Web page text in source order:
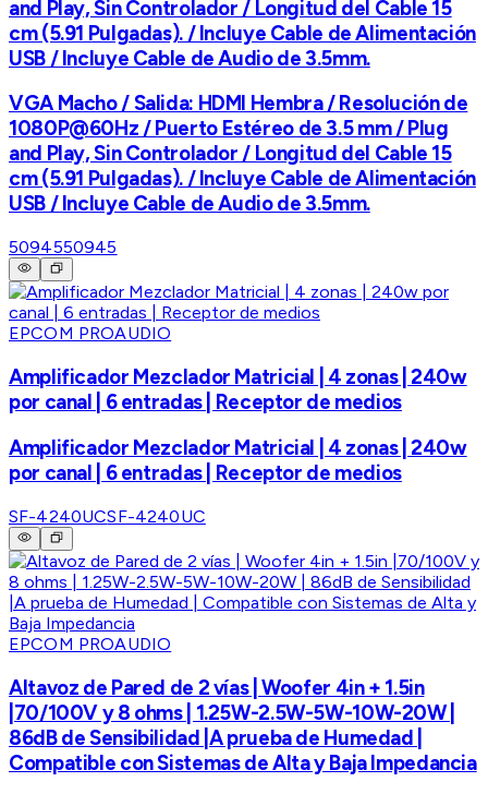
and Play, Sin Controlador / Longitud del Cable 15
cm (5.91 Pulgadas). / Incluye Cable de Alimentación
USB / Incluye Cable de Audio de 3.5mm.
VGA Macho / Salida: HDMI Hembra / Resolución de
1080P@60Hz / Puerto Estéreo de 3.5 mm / Plug
and Play, Sin Controlador / Longitud del Cable 15
cm (5.91 Pulgadas). / Incluye Cable de Alimentación
USB / Incluye Cable de Audio de 3.5mm.
5094550945
EPCOM PROAUDIO
Amplificador Mezclador Matricial | 4 zonas | 240w
por canal | 6 entradas | Receptor de medios
Amplificador Mezclador Matricial | 4 zonas | 240w
por canal | 6 entradas | Receptor de medios
SF-4240UCSF-4240UC
EPCOM PROAUDIO
Altavoz de Pared de 2 vías | Woofer 4in + 1.5in
|70/100V y 8 ohms | 1.25W-2.5W-5W-10W-20W |
86dB de Sensibilidad |A prueba de Humedad |
Compatible con Sistemas de Alta y Baja Impedancia